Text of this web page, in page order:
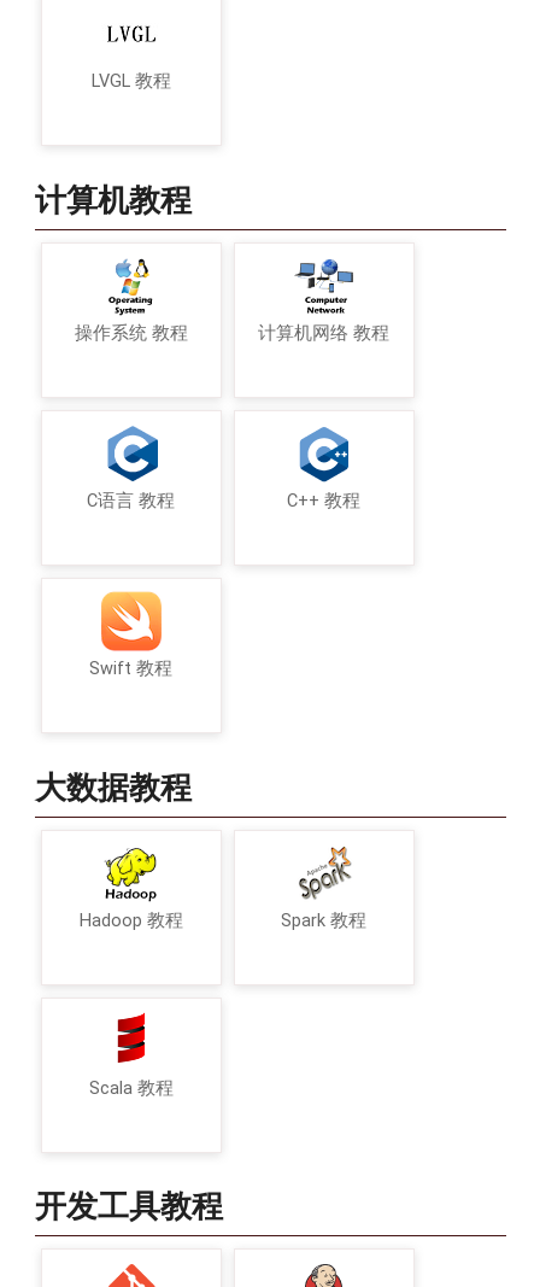
LVGL 教程
计算机教程
操作系统 教程 计算机网络 教程
C语言 教程 C++ 教程
Swift 教程
大数据教程
Hadoop 教程 Spark 教程
Scala 教程
开发工具教程